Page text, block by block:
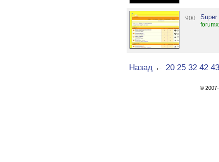
900 Super
Назад← 20 25 32 42 43
©